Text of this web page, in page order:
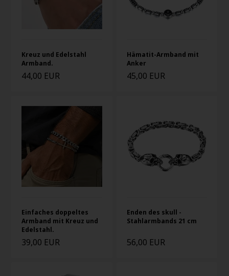
Kreuz und Edelstahl
Armband.
44,00 EUR
Hämatit-Armband mit
Anker
45,00 EUR
Einfaches doppeltes
Armband mit Kreuz und
Edelstahl.
39,00 EUR
Enden des skull -
Stahlarmbands 21 cm
56,00 EUR